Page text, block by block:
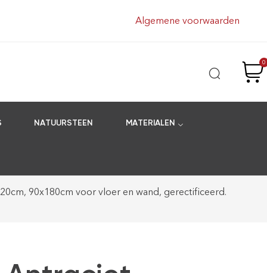
Algemene voorwaarden
0
NATUURSTEEN MATERIALEN
90x180cm voor vloer en wand, gerectificeerd.